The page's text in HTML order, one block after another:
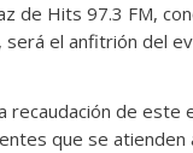
de Hits 97.3 FM,
será el anfitrión del
recaudación de este
que se atienden